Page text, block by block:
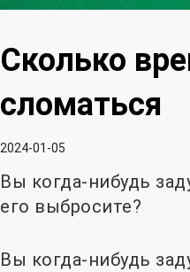
Сколько
сломаться
2024-01-05
Вы когда-нибудь
его выбросите?
Вы когда-нибудь